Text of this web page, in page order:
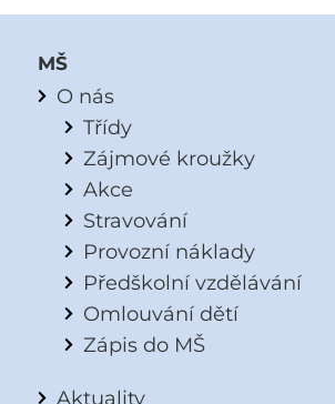
MŠ
O nás
Třídy
Zájmové kroužky
Akce
Stravování
Provozní náklady
Předškolní vzdělávání
Omlouvání dětí
Zápis do MŠ
Aktuality